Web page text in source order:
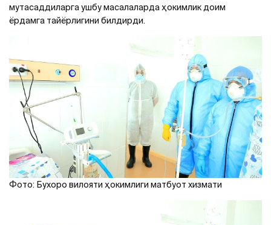
мутасаддиларга ушбу масалаларда ҳокимлик доим
ёрдамга тайёрлигини билдирди.
Фото: Бухоро вилояти ҳокимлиги матбуот хизмати